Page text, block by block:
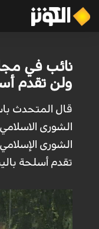
نائب في
ولن تقدم
قال المتحدث
الشورى
الشورى
تقدم أسلحة